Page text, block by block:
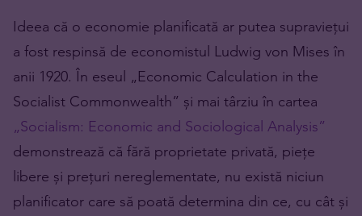
Ideea că o economie planificată ar putea supraviețui
a fost respinsă de economistul Ludwig von Mises în
anii 1920. În eseul „Economic Calculation in the
Socialist Commonwealth” și mai târziu în cartea
„Socialism: Economic and Sociological Analysis”
demonstrează că fără proprietate privată, piețe
libere și prețuri nereglementate, nu există niciun
planificator care să poată determina din ce, cu cât și